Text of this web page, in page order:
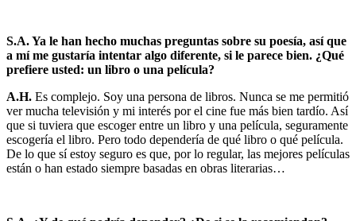
S.A. Ya le han hecho muchas preguntas sobre su poesía, así que
a mí me gustaría intentar algo diferente, si le parece bien. ¿Qué
prefiere usted: un libro o una película?
A.H. Es complejo. Soy una persona de libros. Nunca se me permitió
ver mucha televisión y mi interés por el cine fue más bien tardío. Así
que si tuviera que escoger entre un libro y una película, seguramente
escogería el libro. Pero todo dependería de qué libro o qué película.
De lo que sí estoy seguro es que, por lo regular, las mejores películas
están o han estado siempre basadas en obras literarias…